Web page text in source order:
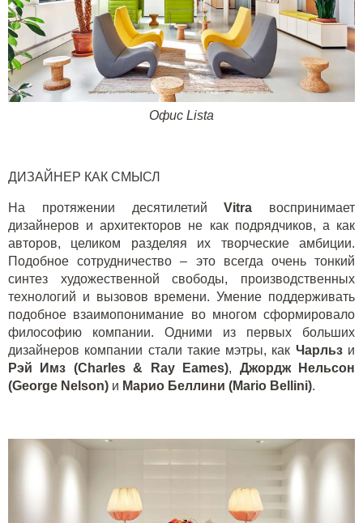
Офис Lista
ДИЗАЙНЕР КАК СМЫСЛ
На протяжении десятилетийVitra
воспринимает
дизайнеров и архитекторов не как подрядчиков, а как
авторов, целиком разделяя их творческие амбиции.
Подобное сотрудничество – это всегда очень тонкий
синтез художественной свободы, производственных
технологий и вызовов времени. Умение поддерживать
подобное взаимопонимание во многом сформировало
философию компании. Одними из первых больших
дизайнеров компании стали такие мэтры, как Чарльзи
Рэй Имз (Charles& Ray Eames), Джордж Нельсон
(George Nelson) и Марио Беллини (Mario Bellini).